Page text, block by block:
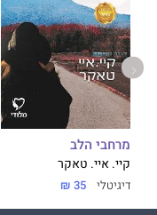
כשאלה פרנקוברוק בליין
המכר של ה-יו־אס־איי
לוהטת במיוחד לעולם
כי מי מאיתנו לא היה
כשהוא מתאהב בסולן
כימיה חורכת. מילים
מרחבי הלב
קיי. איי. טאקר
דיגיטלי 35 ₪